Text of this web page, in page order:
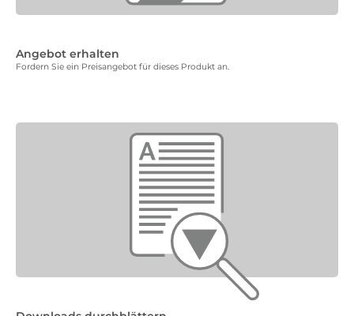
Angebot erhalten
Fordern Sie ein Preisangebot für dieses Produkt an.